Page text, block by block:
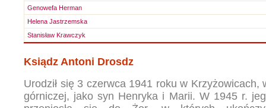
Genowefa Herman
Helena Jastrzemska
Stanisław Krawczyk
Ksiądz Antoni Drosdz
Urodził się 3 czerwca 1941 roku w Krzyżowicach,
górniczej, jako syn Henryka i Marii. W 1945 r.